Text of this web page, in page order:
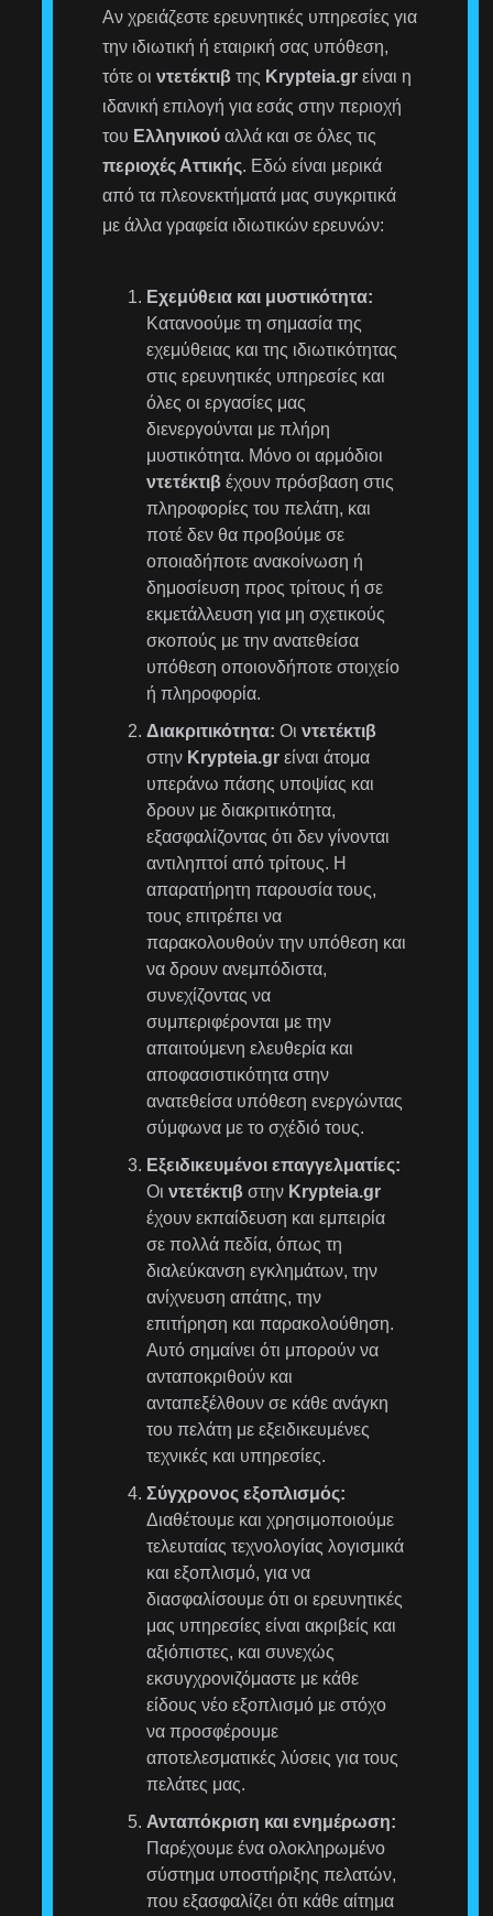
Αν χρειάζεστε ερευνητικές υπηρεσίες για
την ιδιωτική ή εταιρική σας υπόθεση,
τότε οιντετέκτιβ της Krypteia.gr είναι η
ιδανική επιλογή για εσάς στην περιοχή
του Ελληνικού αλλά και σε όλες τις
περιοχές Αττικής. Εδώ είναι μερικά
από τα πλεονεκτήματά μας συγκριτικά
με άλλα γραφεία ιδιωτικών ερευνών:
Εχεμύθεια και μυστικότητα:
Κατανοούμε τη σημασία της
εχεμύθειας και της ιδιωτικότητας
στις ερευνητικές υπηρεσίες και
όλες οι εργασίες μας
διενεργούνται με πλήρη
μυστικότητα. Μόνο οι αρμόδιοι
ντετέκτιβ έχουν πρόσβαση στις
πληροφορίες του πελάτη, και
ποτέ δεν θα προβούμε σε
οποιαδήποτε ανακοίνωση ή
δημοσίευση προς τρίτους ή σε
εκμετάλλευση για μη σχετικούς
σκοπούς με την ανατεθείσα
υπόθεση οποιονδήποτε στοιχείο
ή πληροφορία.
Διακριτικότητα: Οιντετέκτιβ
στην Krypteia.gr είναι άτομα
υπεράνω πάσης υποψίας και
δρουν με διακριτικότητα,
εξασφαλίζοντας ότι δεν γίνονται
αντιληπτοί από τρίτους. Η
απαρατήρητη παρουσία τους,
τους επιτρέπει να
παρακολουθούν την υπόθεση και
να δρουν ανεμπόδιστα,
συνεχίζοντας να
συμπεριφέρονται με την
απαιτούμενη ελευθερία και
αποφασιστικότητα στην
ανατεθείσα υπόθεση ενεργώντας
σύμφωνα με το σχέδιό τους.
Εξειδικευμένοι επαγγελματίες:
Οιντετέκτιβ στην Krypteia.gr
έχουν εκπαίδευση και εμπειρία
σε πολλά πεδία, όπως τη
διαλεύκανση εγκλημάτων, την
ανίχνευση απάτης, την
επιτήρηση και παρακολούθηση.
Αυτό σημαίνει ότι μπορούν να
ανταποκριθούν και
ανταπεξέλθουν σε κάθε ανάγκη
του πελάτη με εξειδικευμένες
τεχνικές και υπηρεσίες.
Σύγχρονος εξοπλισμός:
Διαθέτουμε και χρησιμοποιούμε
τελευταίας τεχνολογίας λογισμικά
και εξοπλισμό, για να
διασφαλίσουμε ότι οι ερευνητικές
μας υπηρεσίες είναι ακριβείς και
αξιόπιστες, και συνεχώς
εκσυγχρονιζόμαστε με κάθε
είδους νέο εξοπλισμό με στόχο
να προσφέρουμε
αποτελεσματικές λύσεις για τους
πελάτες μας.
Ανταπόκριση και ενημέρωση:
Παρέχουμε ένα ολοκληρωμένο
σύστημα υποστήριξης πελατών,
που εξασφαλίζει ότι κάθε αίτημα